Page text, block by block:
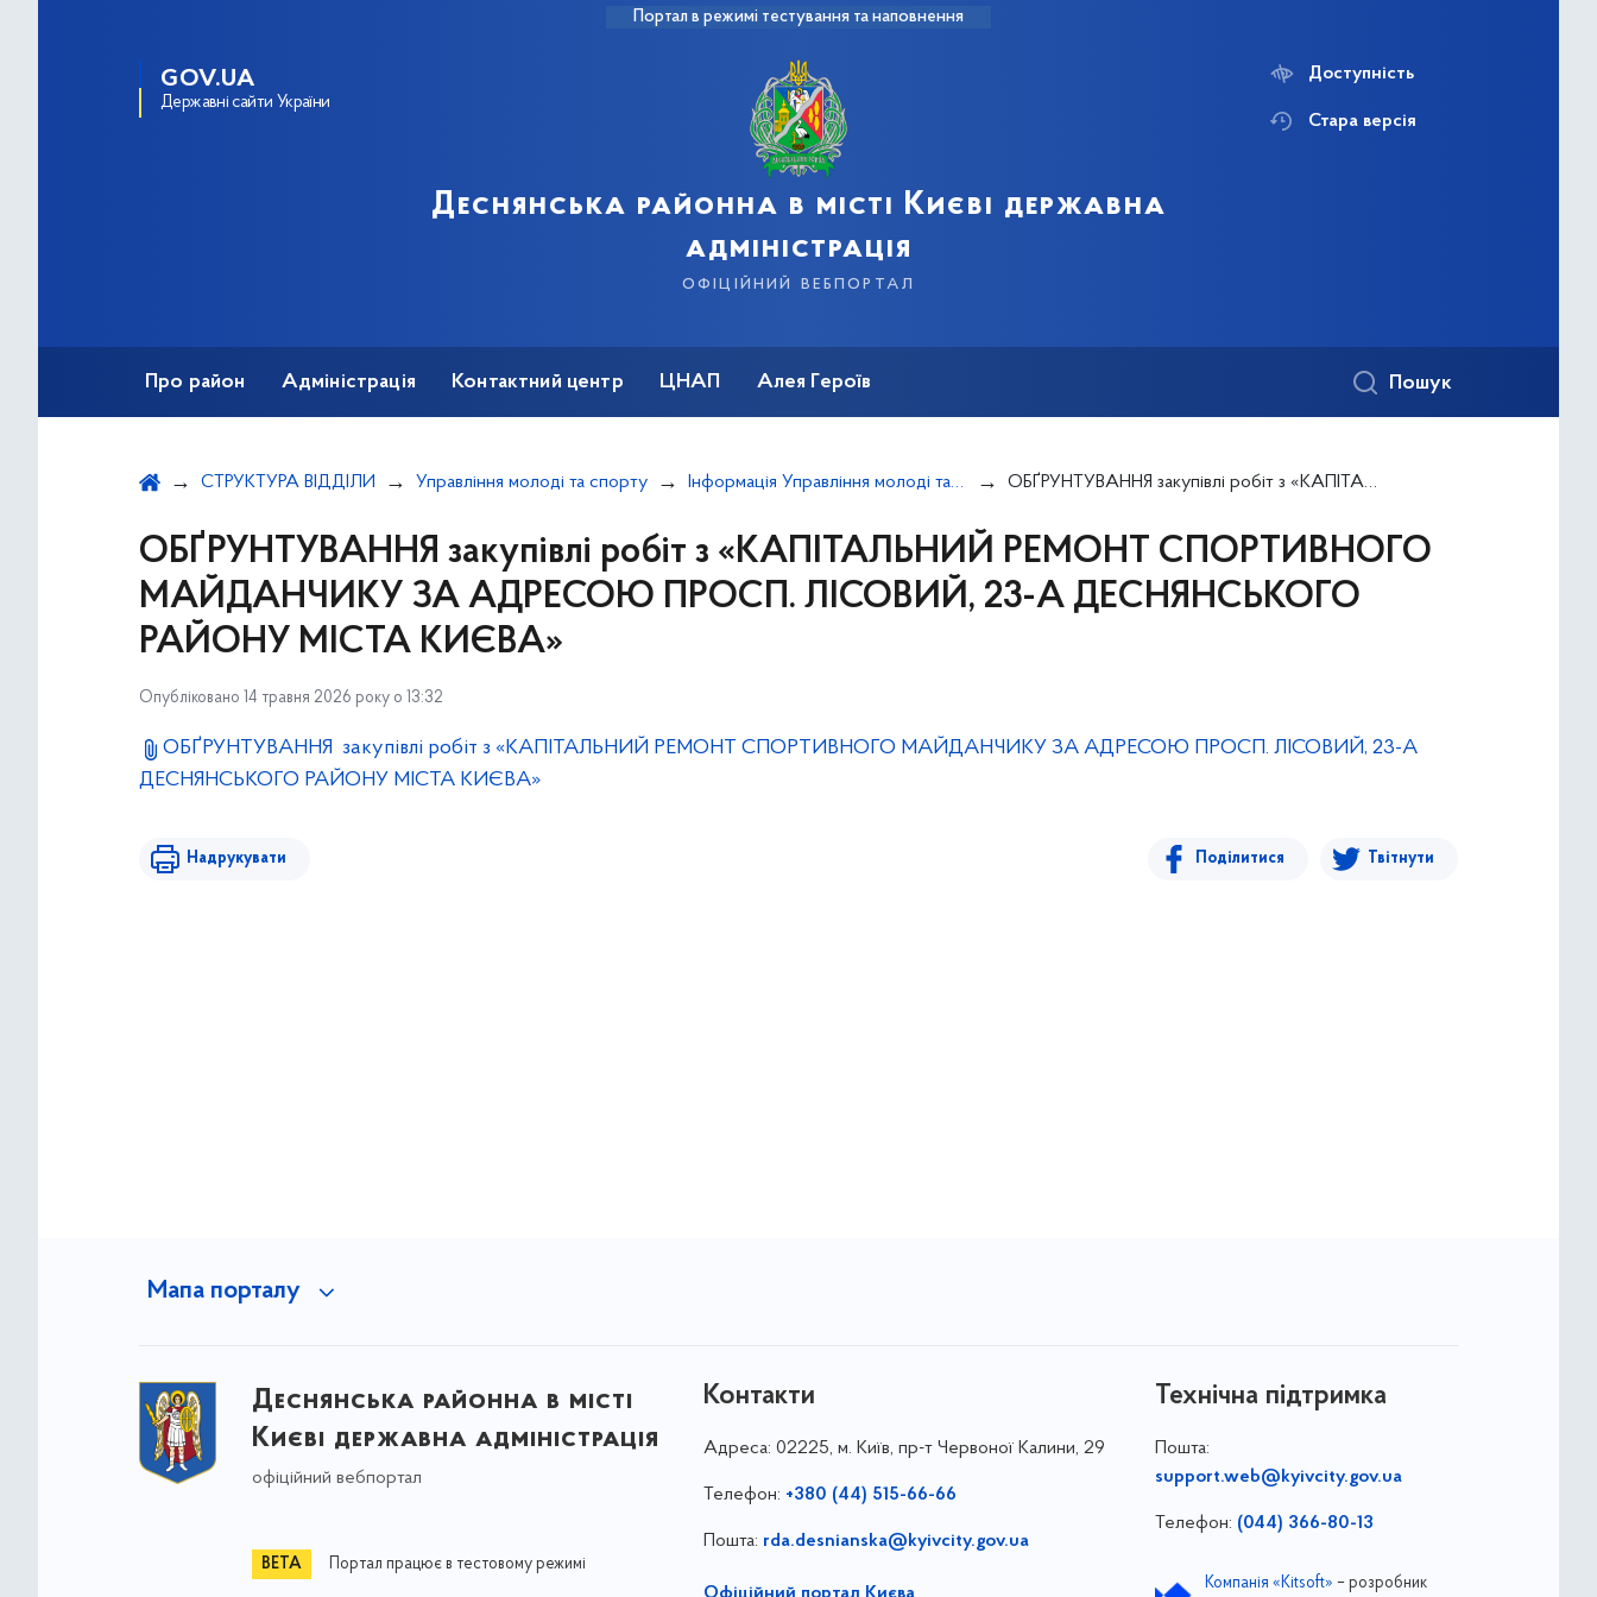
Портал в режимі тестування та наповнення
GOV.UA
Державні сайти України
Деснянська районна в місті Києві державна
адміністрація
офіційний вебпортал
Доступність
Стара версія
Про район Адміністрація Контактний центр ЦНАП Алея Героїв Пошук
СТРУКТУРА ВІДДІЛИ Управління молоді та спорту Інформація Управління молоді та спорту ОБҐРУНТУВАННЯ закупівлі робіт з «КАПІТАЛЬНИЙ РЕМОНТ СПОРТИВНОГО МАЙДАНЧИКУ ЗА АДРЕСОЮ ПРОСП. ЛІСОВИЙ, 23-А ДЕСНЯНСЬКОГО РАЙОНУ МІСТА КИЄВА»
ОБҐРУНТУВАННЯ закупівлі робіт з «КАПІТАЛЬНИЙ РЕМОНТ СПОРТИВНОГО
МАЙДАНЧИКУ ЗА АДРЕСОЮ ПРОСП. ЛІСОВИЙ, 23-А ДЕСНЯНСЬКОГО
РАЙОНУ МІСТА КИЄВА»
Опубліковано 14 травня 2026 року о 13:32
ОБҐРУНТУВАННЯ закупівлі робіт з «КАПІТАЛЬНИЙ РЕМОНТ СПОРТИВНОГО МАЙДАНЧИКУ ЗА АДРЕСОЮ ПРОСП. ЛІСОВИЙ, 23-А
ДЕСНЯНСЬКОГО РАЙОНУ МІСТА КИЄВА»
Надрукувати Поділитися Твітнути
Мапа порталу
Деснянська районна в місті
Києві державна адміністрація
офіційний вебпортал
Портал працює в тестовому режимі
Контакти
Адреса: 02225, м. Київ, пр-т Червоної Калини, 29
Телефон: +380 (44) 515-66-66
Пошта: rda.desnianska@kyivcity.gov.ua
Офіційний портал Києва
Технічна підтримка
Пошта:
support.web@kyivcity.gov.ua
Телефон: (044) 366-80-13
Компанія «Kitsoft» – розробник